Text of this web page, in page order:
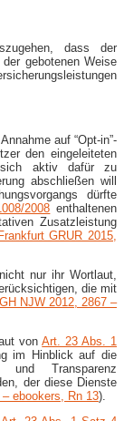
dass der
gebotenen Weise
auf “Opt-​in”-​
den eingeleiteten
sich aktiv dafür zu
abschließen will
dürfte
2008 enthaltenen
Zusatzleistung
GRUR 2015,
nur ihr Wortlaut,
die mit
NJW 2012, 2867 –
vonArt. 23 Abs. 1
im Hinblick auf die
und Transparenz
der diese Dienste
ebookers, Rn 13).